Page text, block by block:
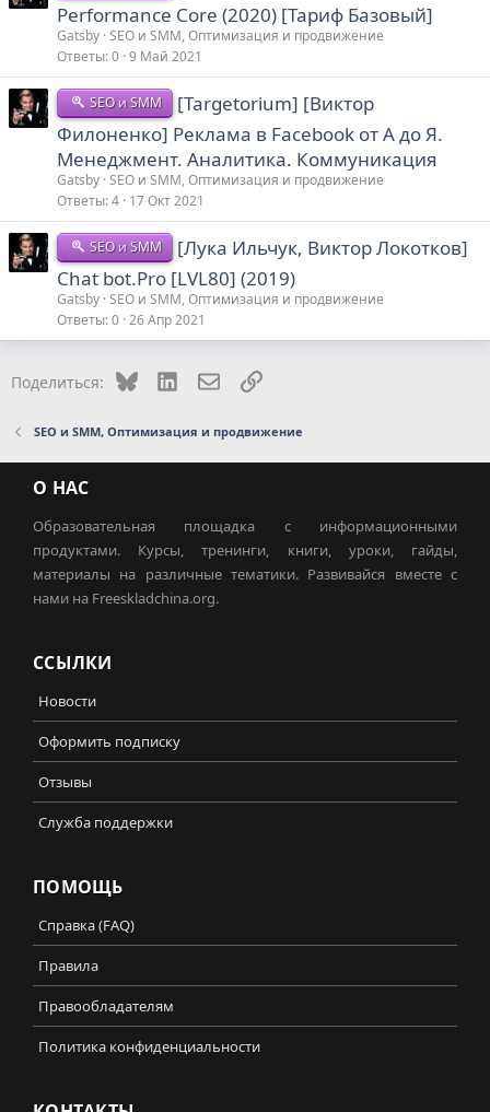
Performance Core (2020) [Тариф Базовый]
Gatsby SEO и SMM, Оптимизация и продвижение
Ответы 0 9 Май 2021
SEO и SMM
[Targetorium] [Виктор
Филоненко] Реклама в Facebook от А до Я.
Менеджмент. Аналитика. Коммуникация
Gatsby SEO и SMM, Оптимизация и продвижение
Ответы 4 17 Окт 2021
SEO и SMM
[Лука Ильчук, Виктор Локотков]
Chat bot.Pro [LVL80] (2019)
Gatsby SEO и SMM, Оптимизация и продвижение
Ответы 0 26 Апр 2021
Поделиться: Bluesky LinkedInЭлектронная почта
Ссылка
SEO и SMM, Оптимизация и продвижение
О НАС
Образовательная площадка с информационными
продуктами. Курсы, тренинги, книги, уроки, гайды,
материалы на различные тематики. Развивайся вместе с
нами на Freeskladchina.org.
ССЫЛКИ
Новости
Оформить подписку
Отзывы
Служба поддержки
ПОМОЩЬ
Справка (FAQ)
Правила
Правообладателям
Политика конфиденциальности